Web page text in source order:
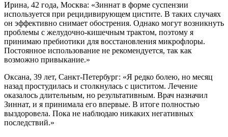
Ирина, 42 года, Москва: «Зиннат в форме суспензии
используется при рецидивирующем цистите. В таких случаях
он эффективно снимает обострения. Однако могут возникнуть
проблемы с желудочно-кишечным трактом, поэтому я
принимаю пребиотики для восстановления микрофлоры.
Постоянное использование не рекомендуется, так как
возможно привыкание.»
Оксана, 39 лет, Санкт-Петербург: «Я редко болею, но месяц
назад простудилась и столкнулась с циститом. Лечение
оказалось длительным, но результативным. Врач назначил
Зиннат, и я принимала его впервые. В итоге полностью
выздоровела. Пока не наблюдаю никаких негативных
последствий.»